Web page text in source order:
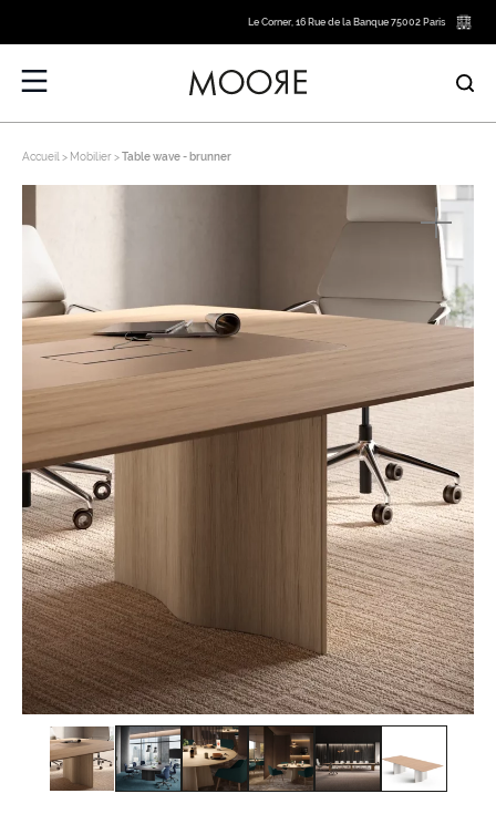
Le Corner, 16 Rue de la Banque 75002 Paris
Accueil Mobilier Table wave - brunner